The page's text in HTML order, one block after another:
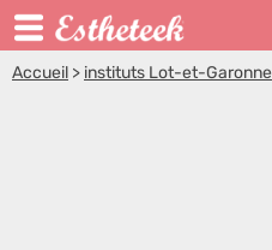
Accueil > instituts Lot-et-Garonne